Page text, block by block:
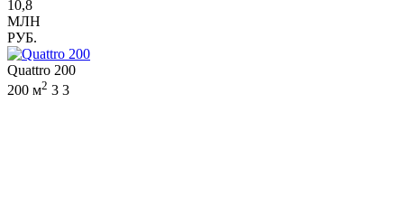
10,8
МЛН
РУБ.
Quattro 200
200 м2 3 3